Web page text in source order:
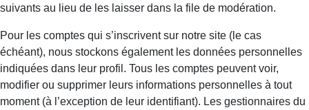
suivants au lieu de les laisser dans la file de modération.
Pour les comptes qui s’inscrivent sur notre site (le cas
échéant), nous stockons également les données personnelles
indiquées dans leur profil. Tous les comptes peuvent voir,
modifier ou supprimer leurs informations personnelles à tout
moment (à l’exception de leur identifiant). Les gestionnaires du